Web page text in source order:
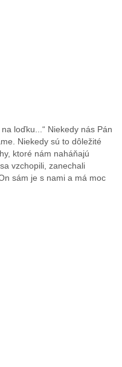
loďku...“ Niekedy nás Pán
Niekedy sú to dôležité
ktoré nám naháňajú
vzchopili, zanechali
sám je s nami a má moc